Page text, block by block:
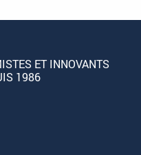
ET INNOVANTS
1986